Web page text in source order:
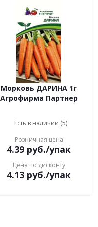
Морковь ДАРИНА 1г
Агрофирма Партнер
Есть в наличии (5)
Розничная цена
4.39 руб./упак
Цена по дисконту
4.13 руб./упак